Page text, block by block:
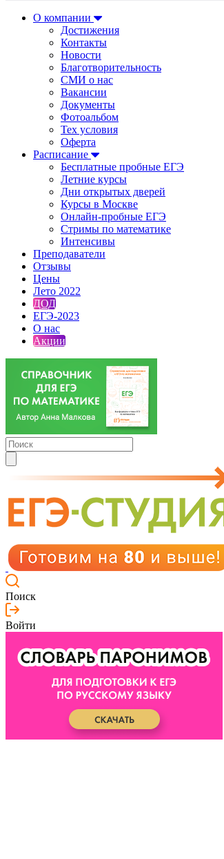
О компании
Достижения
Контакты
Новости
Благотворительность
СМИ о нас
Вакансии
Документы
Фотоальбом
Тех условия
Оферта
Расписание
Бесплатные пробные ЕГЭ
Летние курсы
Дни открытых дверей
Курсы в Москве
Онлайн-пробные ЕГЭ
Стримы по математике
Интенсивы
Преподаватели
Отзывы
Цены
Лето 2022
ДОД
ЕГЭ-2023
О нас
Акции
Поиск
Войти